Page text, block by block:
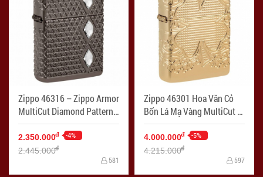
Zippo 46316 – Zippo Armor
MultiCut Diamond Pattern
with Crystals Black Ice - Mã
SP: ZPC4285
2.350.000đ -4%
2.445.000đ
581
Zippo 46301 Hoa Văn Cỏ
Bốn Lá Mạ Vàng MultiCut -
Mã SP: ZPC4284
4.000.000đ -5%
4.215.000đ
597